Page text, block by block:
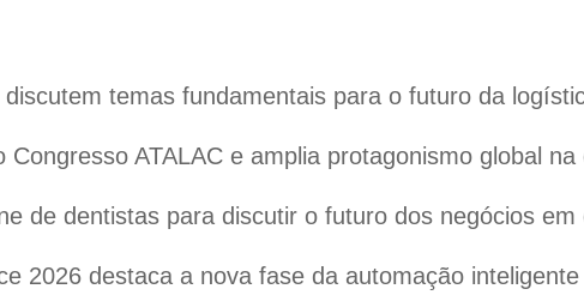
temas fundamentais para o futuro da
ATALAC e amplia protagonismo global
de dentistas para discutir o futuro dos negócios em
2026 destaca a nova fase da automação inteligente